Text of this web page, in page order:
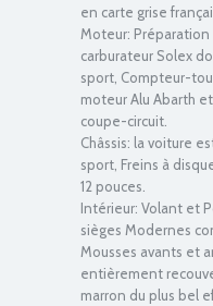
IMG_6180
en carte grise
Moteur:
carburateur Solex
sport, Compteur-
moteur Alu Abarth
coupe-circuit.
Châssis: la voiture
sport, Freins à
12 pouces.
Intérieur: Volant et
sièges Modernes
Mousses avants et
entièrement
marron du plus bel